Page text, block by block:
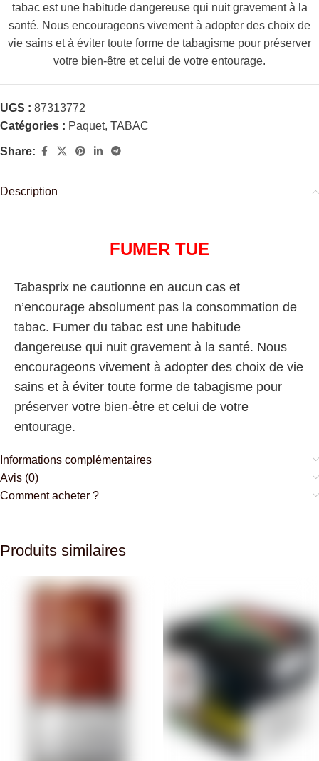
tabac est une habitude dangereuse qui nuit gravement à la
santé. Nous encourageons vivement à adopter des choix de
vie sains et à éviter toute forme de tabagisme pour préserver
votre bien-être et celui de votre entourage.
UGS : 87313772
Catégories : Paquet, TABAC
Share:
Description
FUMER TUE
Tabasprix ne cautionne en aucun cas et
n’encourage absolument pas la consommation de
tabac. Fumer du tabac est une habitude
dangereuse qui nuit gravement à la santé. Nous
encourageons vivement à adopter des choix de vie
sains et à éviter toute forme de tabagisme pour
préserver votre bien-être et celui de votre
entourage.
Informations complémentaires
Avis (0)
Comment acheter ?
Produits similaires